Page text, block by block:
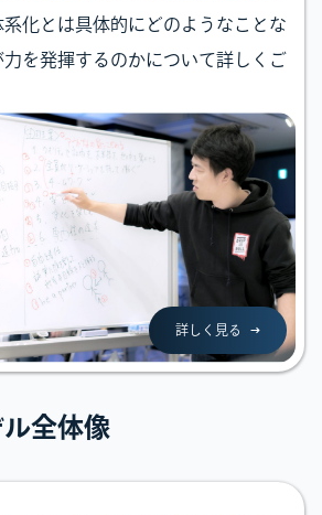
化とは具体的にどのようなことな
を発揮するのかについて詳しくご
詳しく見る
全体像